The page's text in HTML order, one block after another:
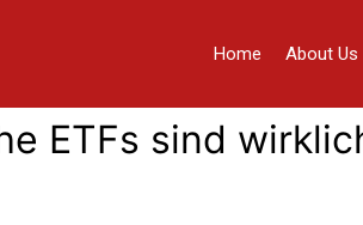
Home About Us
ETFs sind